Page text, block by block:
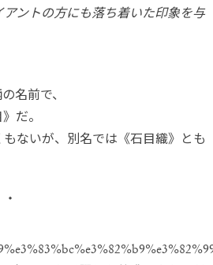
アントの方にも落ち着いた印象を与
名前で、
だ。
ないが、別名では《石目織》とも